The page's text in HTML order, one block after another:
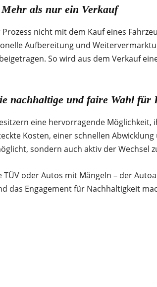
als nur ein Verkauf
nicht mit dem Kauf eines
Aufbereitung und
So wird aus dem Verkauf
nachhaltige und faire Wahl für
eine hervorragende
Kosten, einer schnellen
sondern auch aktiv der Wechsel
oder Autos mit Mängeln – der
das Engagement für Nachhaltigkeit